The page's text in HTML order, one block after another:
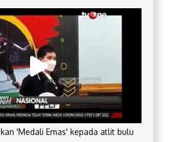
'Medali Emas' kepada atlit bulu